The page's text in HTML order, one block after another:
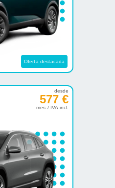
Oferta destacada
desde
577 €
mes / IVA incl.